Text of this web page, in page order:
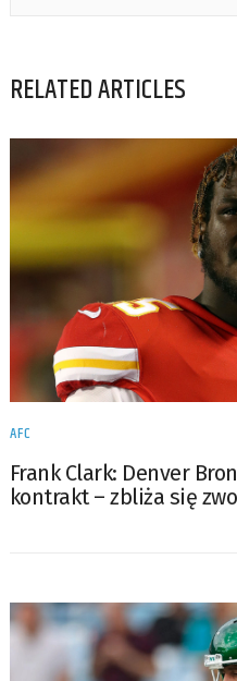
RELATED ARTICLES
AFC
Frank Clark: Denver
kontrakt – zbliża się